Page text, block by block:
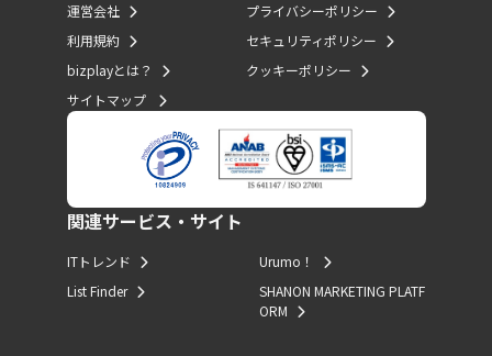
運営会社
利用規約
bizplayとは？
サイトマップ
プライバシーポリシー
セキュリティポリシー
クッキーポリシー
関連サービス・サイト
ITトレンド
List Finder
Urumo！
SHANON MARKETING PLATF
ORM